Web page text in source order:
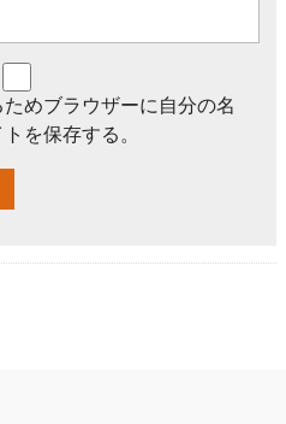
めブラウザーに自分の名
を保存する。